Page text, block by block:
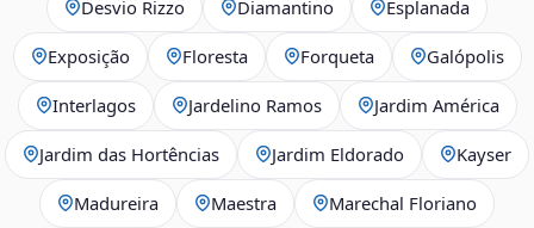
Desvio Rizzo Diamantino Esplanada
Exposição Floresta Forqueta Galópolis
Interlagos Jardelino Ramos Jardim América
Jardim das Hortências Jardim Eldorado Kayser
Madureira Maestra Marechal Floriano